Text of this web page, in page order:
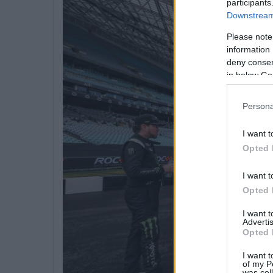
Please
information
deny
in below
I want
Opted
I want
Opted
I want
Opted
I want
of my